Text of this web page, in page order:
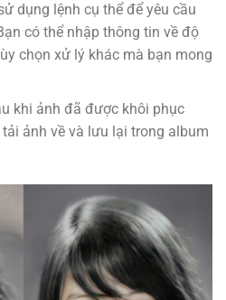
dụng lệnh cụ thể để yêu cầu
có thể nhập thông tin về độ
chọn xử lý khác mà bạn mong
khi ảnh đã được khôi phục
ảnh về và lưu lại trong album